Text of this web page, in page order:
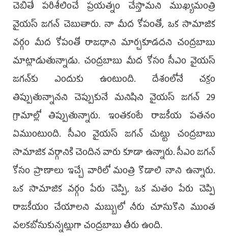
చెబితే పరిశీలించే ప్రయత్నం చేస్తామని ముఖ్యమంత్రి
వైయస్‌ జగన్‌ చెబుతారు. నా మీద కోపంతో, ఒక సామాజిక
వర్గం మీద కోపంతో రాజధాని మార్చకూడదని చంద్రబాబు
మాట్లాడుతున్నాడు. చంద్రబాబు మీద కోసం సీఎం వైయస్‌
జగన్‌కు ఎందుకు ఉంటుంది. దేశంలోనే చక్రం
తిప్పుతున్నానని చెప్పుకునే మనిషిని వైయస్‌ జగన్‌ 29
గ్రామాల్లో తిప్పుతున్నారు. ఇంతకంటే రాజకీయ పతనం
ఏముంటుంది. సీఎం వైయస్‌ జగన్‌ చుట్టు చంద్రబాబు
సామాజిక వర్గానికి చెందిన వారు కూడా ఉన్నారు. సీఎం జగన్‌
కోసం ప్రాణాలు ఇచ్చే వారిలో మంత్రి కొడాలి నాని ఉన్నారు.
ఒక సామాజిక వర్గం పేరు చెప్పి, ఒక మతం పేరు చెప్పి
రాజకీయం చేయాలని మబ్బులో నీరు చూసుకొని ముంత
వలకబోసుకున్నట్లుగా చంద్రబాబు తీరు ఉంది.